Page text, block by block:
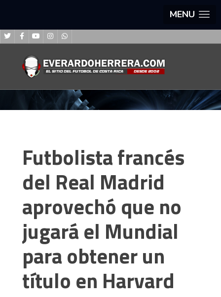
MENU
Futbolista francés
del Real Madrid
aprovechó que no
jugará el Mundial
para obtener un
título en Harvard